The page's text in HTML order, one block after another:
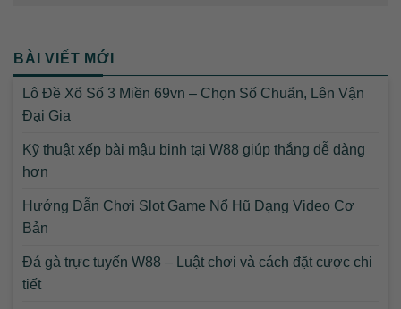
BÀI VIẾT MỚI
Lô Đề Xổ Số 3 Miền 69vn – Chọn Số Chuẩn, Lên Vận
Đại Gia
Kỹ thuật xếp bài mậu binh tại W88 giúp thắng dễ dàng
hơn
Hướng Dẫn Chơi Slot Game Nổ Hũ Dạng Video Cơ
Bản
Đá gà trực tuyến W88 – Luật chơi và cách đặt cược chi
tiết